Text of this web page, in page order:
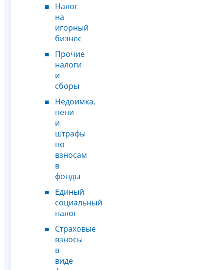
Налог
на
игорный
бизнес
Прочие
налоги
и
сборы
Недоимка,
пени
и
штрафы
по
взносам
в
фонды
Единый
социальный
налог
Страховые
взносы
в
виде